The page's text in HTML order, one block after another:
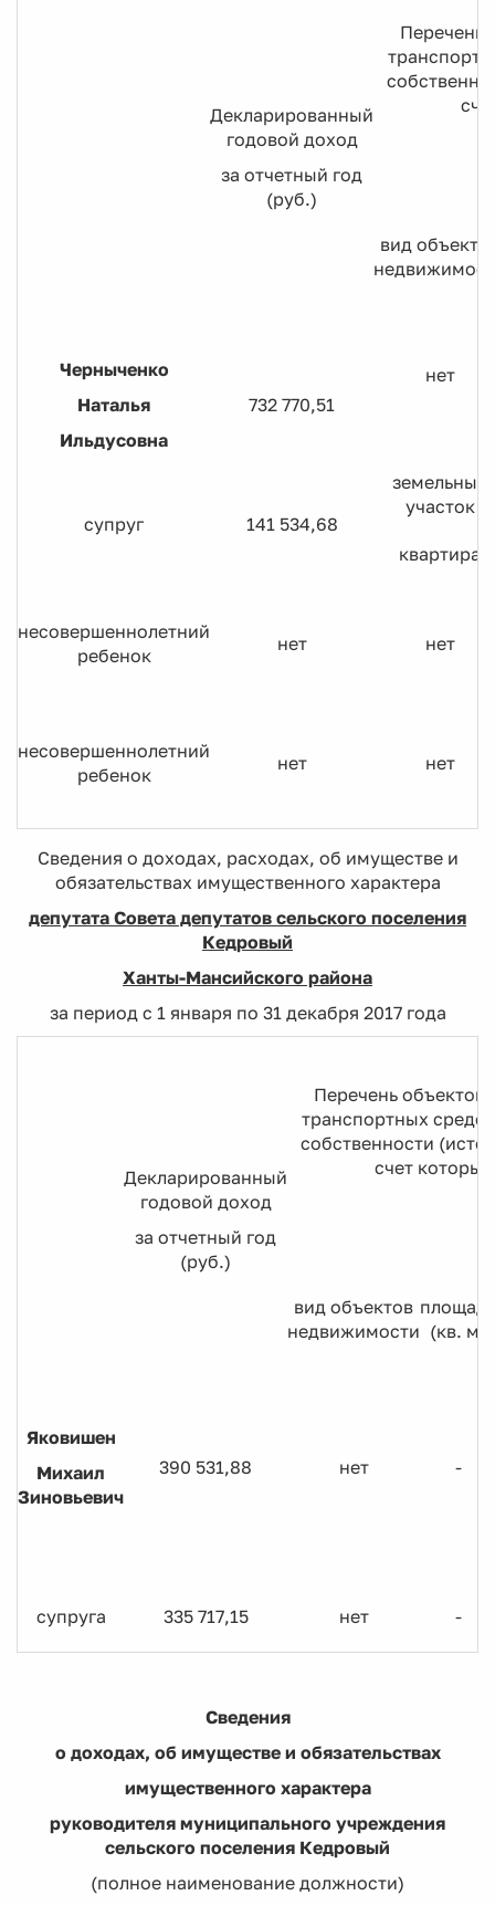
Декларированный
годовой доход
за отчетный год
(руб.)
Перечень
вид
Черныченко
Наталья
Ильдусовна
732 770,51
нет
супруг 141 534,68
земельный
участок
квартира
несовершеннолетний
ребенок
нет нет
несовершеннолетний
ребенок
нет нет
Сведения о доходах, расходах, об имуществе и
обязательствах имущественного характера
депутата Совета депутатов сельского поселения
Кедровый
Ханты-Мансийского района
за период с 1 января по 31 декабря 2017 года
Декларированный
годовой доход
за отчетный год
(руб.)
Перечень
транспортных
собственности
счет
вид объектов
недвижимости
площадь
(кв. м)
Яковишен
Михаил
Зиновьевич
390 531,88 нет -
супруга 335 717,15 нет -
Сведения
о доходах, об имуществе и обязательствах
имущественного характера
руководителя муниципального учреждения
сельского поселения Кедровый
(полное наименование должности)